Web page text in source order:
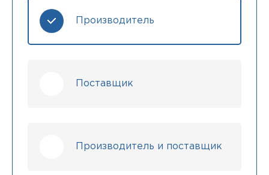
Производитель
Поставщик
Производитель и поставщик